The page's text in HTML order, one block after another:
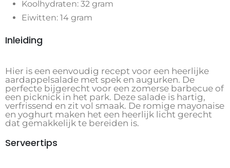
Koolhydraten: 32 gram
Eiwitten: 14 gram
Inleiding
Hier is een eenvoudig recept voor een heerlijke
aardappelsalade met spek en augurken. De
perfecte bijgerecht voor een zomerse barbecue of
een picknick in het park. Deze salade is hartig,
verfrissend en zit vol smaak. De romige mayonaise
en yoghurt maken het een heerlijk licht gerecht
dat gemakkelijk te bereiden is.
Serveertips